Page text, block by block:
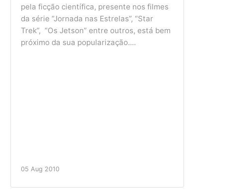
pela ficção científica, presente nos filmes
da série “Jornada nas Estrelas”, “Star
Trek”, “Os Jetson” entre outros, está bem
próximo da sua popularização....
05 Aug 2010